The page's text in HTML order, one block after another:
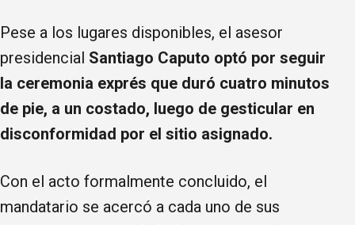
Pese a los lugares disponibles, el asesor
presidencial Santiago Caputo optó por seguir
la ceremonia exprés que duró cuatro minutos
de pie, a un costado, luego de gesticular en
disconformidad por el sitio asignado.
Con el acto formalmente concluido, el
mandatario se acercó a cada uno de sus